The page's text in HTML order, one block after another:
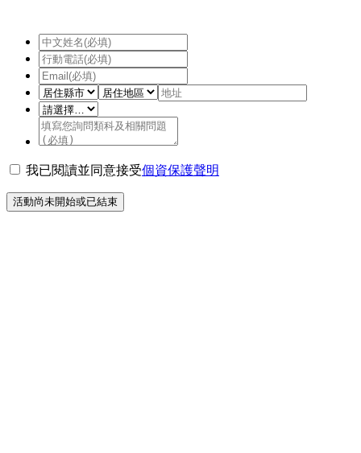
我已閱讀並同意接受個資保護聲明